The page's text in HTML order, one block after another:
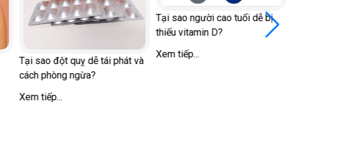
Tại sao đột quỵ dễ tái phát và
cách phòng ngừa?
Xem tiếp...
Tại sao người cao tuổi dễ bị
thiếu vitamin D?
Xem tiếp...